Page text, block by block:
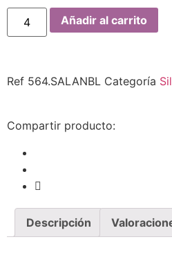
Añadir al carrito
Ref 564.SALANBL Categoría
Compartir producto:
Descripción